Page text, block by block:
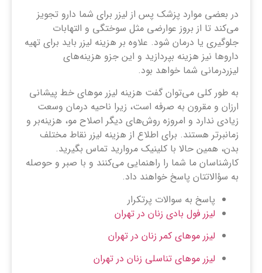
در بعضی موارد پزشک پس از لیزر برای شما دارو تجویز
می‌کند تا از بروز عوارضی مثل سوختگی و التهابات
جلوگیری یا درمان شود. علاوه بر هزینه لیزر باید برای تهیه
داروها نیز هزینه بپردازید و این جزو هزینه‌های
لیزردرمانی شما خواهد بود.
به طور کلی می‌توان گفت هزینه لیزر موهای خط پیشانی
ارزان و مقرون به صرفه است، زیرا ناحیه درمان وسعت
زیادی ندارد و امروزه روش‌های دیگر اصلاح مو، هزینه‌بر و
زمانبرتر هستند. برای اطلاع از هزینه لیزر نقاط مختلف
بدن، همین حالا با کلینیک مروارید تماس بگیرید.
کارشناسان ما شما را راهنمایی می‌کنند و با صبر و حوصله
به سؤالاتتان پاسخ خواهند داد.
پاسخ به سوالات پرتکرار
لیزر فول بادی زنان در تهران
لیزر موهای کمر زنان در تهران
لیزر موهای تناسلی زنان در تهران